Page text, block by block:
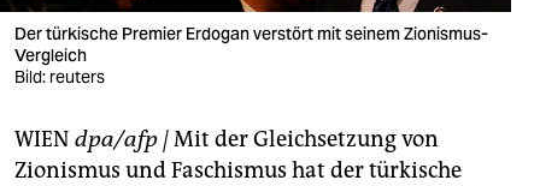
verlag
veranstaltungen
fragen & hilfe
Der türkische Premier Erdogan verstört mit seinem Zionismus-
Vergleich
Bild: reuters
WIEN dpa/afp |Mit der Gleichsetzung von
Zionismus und Faschismus hat der türkische